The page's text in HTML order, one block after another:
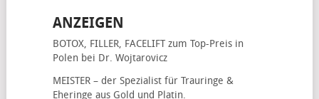
ANZEIGEN
BOTOX, FILLER, FACELIFTzum Top-Preis in
Polen bei Dr. Wojtarovicz
MEISTER – der Spezialist für Trauringe &
Eheringe aus Gold und Platin.